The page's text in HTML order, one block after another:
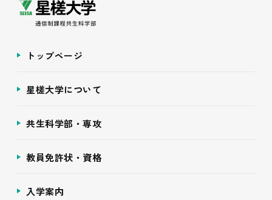
トップページ
星槎大学について
共生科学部・専攻
教員免許状・資格
入学案内